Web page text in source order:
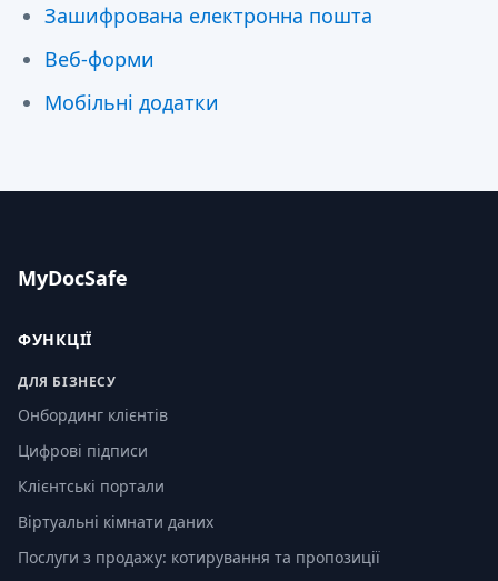
Зашифрована електронна пошта
Веб-форми
Мобільні додатки
MyDocSafe
ФУНКЦІЇ
ДЛЯ БІЗНЕСУ
Онбординг клієнтів
Цифрові підписи
Клієнтські портали
Віртуальні кімнати даних
Послуги з продажу: котирування та пропозиції